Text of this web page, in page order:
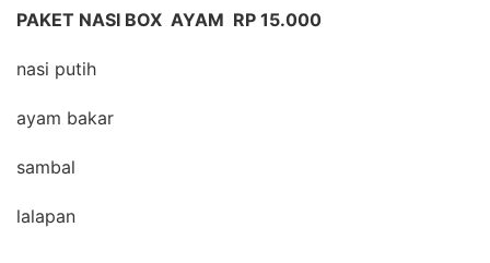
PAKET NASI BOX AYAM RP 15.000
nasi putih
ayam bakar
sambal
lalapan